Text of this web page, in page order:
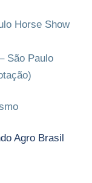
Horse Show
São Paulo
Agro Brasil